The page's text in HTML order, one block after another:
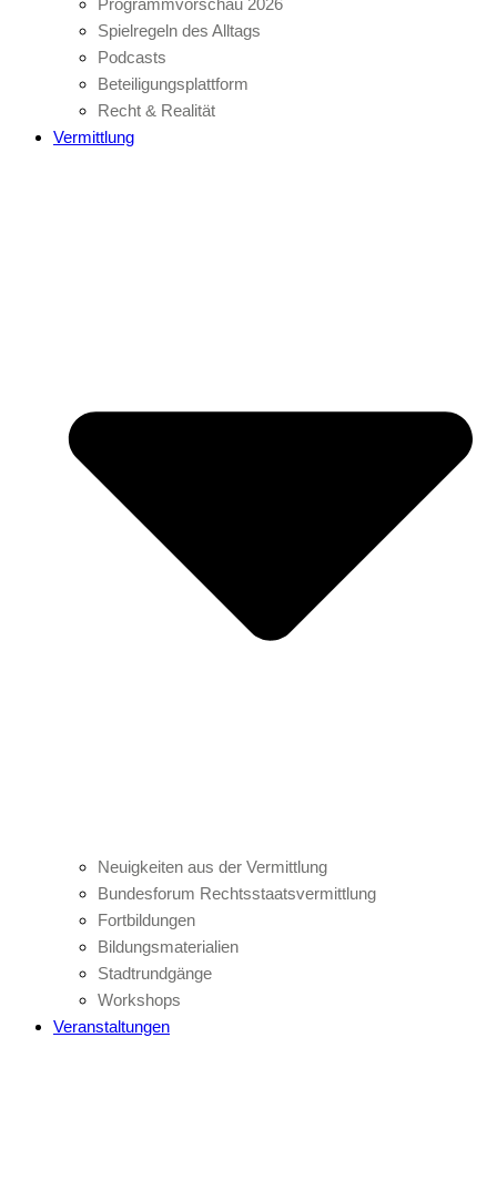
Programmvorschau 2026
Spielregeln des Alltags
Podcasts
Beteiligungsplattform
Recht & Realität
Vermittlung
Neuigkeiten aus der Vermittlung
Bundesforum Rechtsstaatsvermittlung
Fortbildungen
Bildungsmaterialien
Stadtrundgänge
Workshops
Veranstaltungen